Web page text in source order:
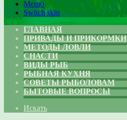
Меню
Switch skin
ГЛАВНАЯ
ПРИВАДЫ И ПРИКОРМКИ
МЕТОДЫ ЛОВЛИ
СНАСТИ
ВИДЫ РЫБ
РЫБНАЯ КУХНЯ
СОВЕТЫ РЫБОЛОВАМ
БЫТОВЫЕ ВОПРОСЫ
Искать